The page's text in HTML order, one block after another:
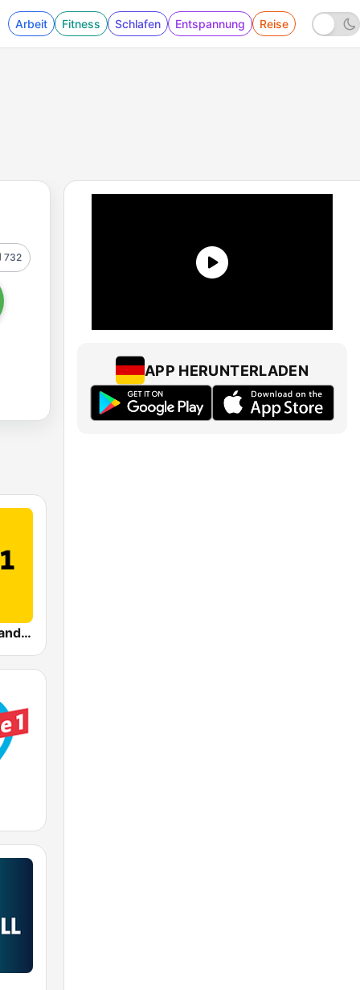
Arbeit Fitness Schlafen Entspannung Reise
732
SWR1 Rheinland-Pfalz
APP HERUNTERLADEN